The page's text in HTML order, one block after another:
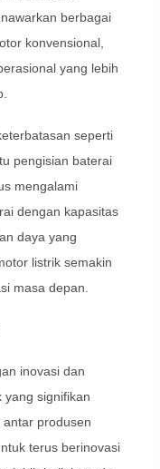
berbagai
konvensional,
yang lebih
seperti
pengisian baterai
mengalami
dengan kapasitas
daya yang
listrik semakin
masa depan.
inovasi dan
yang signifikan
produsen
terus berinovasi